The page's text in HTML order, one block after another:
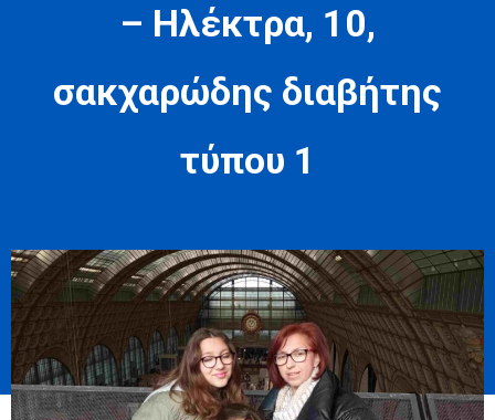
– Ηλέκτρα, 10,
σακχαρώδης διαβήτης
τύπου 1